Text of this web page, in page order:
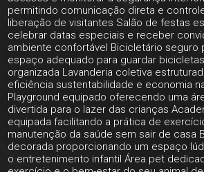
permitindo comunicação direta e
liberação de visitantes Salão de festas
celebrar datas especiais e receber
ambiente confortável Bicicletário seguro
espaço adequado para guardar
organizada Lavanderia coletiva
eficiência sustentabilidade e economia
Playground equipado oferecendo uma
divertida para o lazer das crianças
equipada facilitando a prática de
manutenção da saúde sem sair de casa
decorada proporcionando um espaço
o entretenimento infantil Área pet